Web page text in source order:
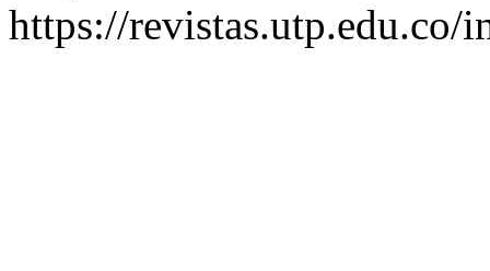
https://revistas.utp.edu.co/